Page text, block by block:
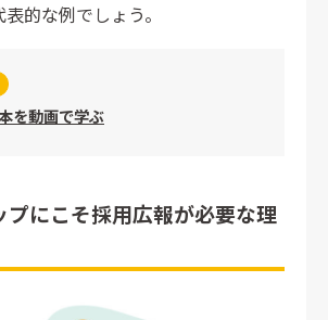
的な例でしょう。
を動画で学ぶ
プにこそ採用広報が必要な理